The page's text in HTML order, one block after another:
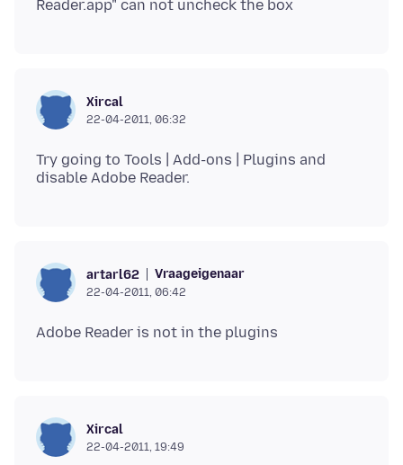
Xircal
22-04-2011, 06:32
Try going to Tools | Add-ons | Plugins and
artarl62 Vraageigenaar
22-04-2011, 06:42
Xircal
22-04-2011, 19:49